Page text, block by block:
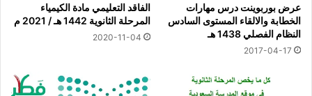
عرض بوربوينت درس مهارات
الخطابة والالقاء المستوى السادس
النظام الفصلي 1438 هـ
2017-04-17
الفاقد التعليمي مادة الكيمياء
المرحلة الثانوية 1442 هـ / 2021 م
2020-11-04